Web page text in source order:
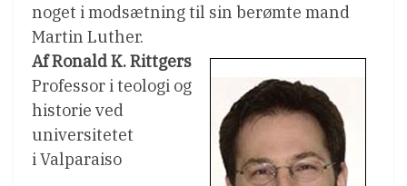
noget i modsætning til sin berømte mand
Martin Luther.
Af Ronald K. Rittgers
Professor i teologi og
historie ved
universitetet
i Valparaiso